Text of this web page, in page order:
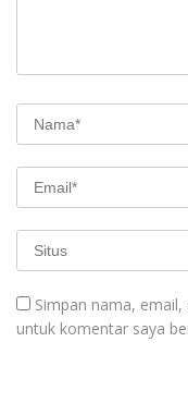
Simpan nama,
untuk komentar saya